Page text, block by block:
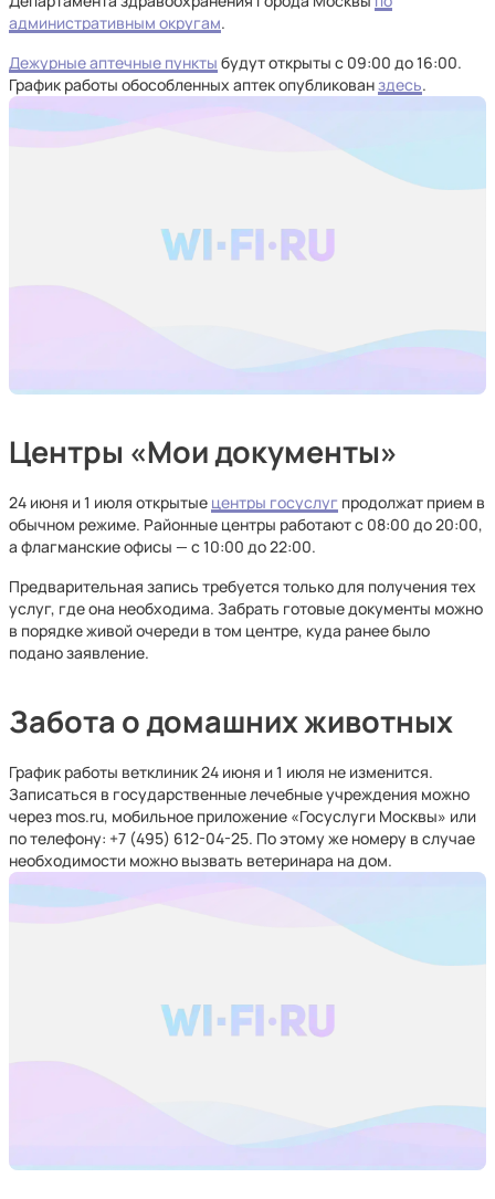
административным округам.
Дежурные аптечные пункты будут открыты с 09:00 до 16:00.
График работы обособленных аптек опубликованздесь.
Центры «Мои документы»
24 июня и 1 июля открытые центры госуслуг продолжат прием в
обычном режиме. Районные центры работают с 08:00 до 20:00,
а флагманские офисы — с 10:00 до 22:00.
Предварительная запись требуется только для получения тех
услуг, где она необходима. Забрать готовые документы можно
в порядке живой очереди в том центре, куда ранее было
подано заявление.
Забота о домашних животных
График работы ветклиник 24 июня и 1 июля не изменится.
Записаться в государственные лечебные учреждения можно
через mos.ru, мобильное приложение «Госуслуги Москвы» или
по телефону: +7 (495) 612-04-25. По этому же номеру в случае
необходимости можно вызвать ветеринара на дом.